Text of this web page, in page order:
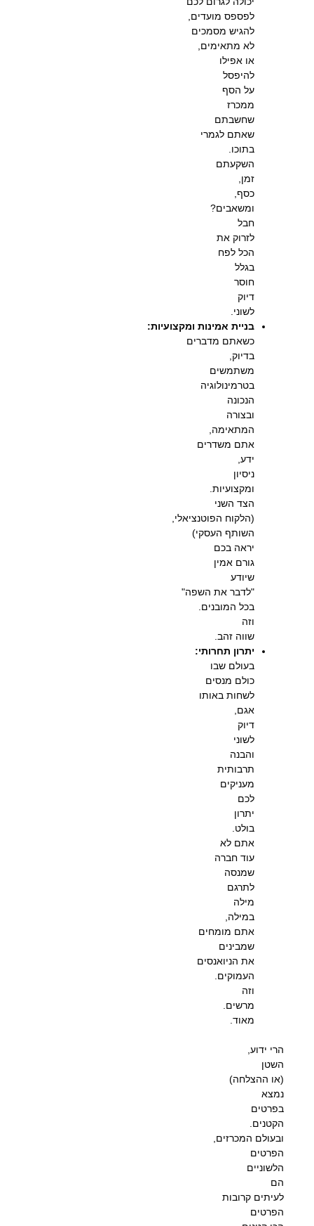
לפספס מועדים,
להגיש מסמכים
לא מתאימים,
או אפילו
להיפסל
על הסף
ממכרז
שחשבתם
שאתם לגמרי
בתוכו.
השקעתם
זמן,
כסף,
ומשאבים?
חבל
לזרוק את
הכל לפח
בגלל
חוסר
דיוק
לשוני.
בניית אמינות ומקצועיות:
כשאתם מדברים
בדיוק,
משתמשים
בטרמינולוגיה
הנכונה
ובצורה
המתאימה,
אתם משדרים
ידע,
ניסיון
ומקצועיות.
הצד השני
(הלקוח הפוטנציאלי,
השותף העסקי)
יראה בכם
גורם אמין
שיודע
"לדבר את השפה"
בכל המובנים.
וזה
שווה זהב.
יתרון תחרותי:
בעולם שבו
כולם מנסים
לשחות באותו
אגם,
דיוק
לשוני
והבנה
תרבותית
מעניקים
לכם
יתרון
בולט.
אתם לא
עוד חברה
שמנסה
לתרגם
מילה
במילה,
אתם מומחים
שמבינים
את הניואנסים
העמוקים.
וזה
מרשים.
מאוד.
הרי ידוע,
השטן
(או ההצלחה)
נמצא
בפרטים
הקטנים.
ובעולם המכרזים,
הפרטים
הלשוניים
הם
לעיתים קרובות
הפרטים